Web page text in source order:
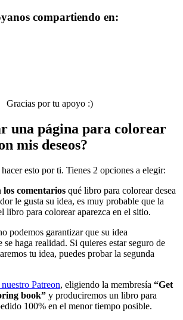
niños
compartiendo en:
Gracias por tu apoyo :)
una página para colorear
mis deseos?
esto por ti. Tienes 2 opciones a elegir:
los comentarios qué libro para colorear desea
le gusta su idea, es muy probable que la
libro para colorear aparezca en el sitio.
podemos garantizar que su idea
haga realidad. Si quieres estar seguro de
tu idea, puedes probar la segunda
Patreon, eligiendo la membresía “Get
book” y produciremos un libro para
100% en el menor tiempo posible.